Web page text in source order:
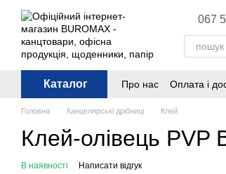
Перейти до основного контенту
067
Каталог Про нас Оплата і
Головна Канцелярські дрібниці Клей
Клей-олівець PVP
В наявності Написати відгук